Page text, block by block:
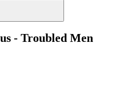
- Troubled Men